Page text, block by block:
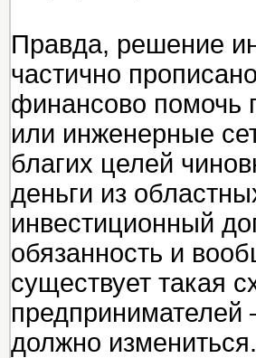
Правда, решение
частично
финансово помочь
или инженерные
благих целей
деньги из
инвестиционный
обязанность и
существует такая
предпринимателей
должно измениться.